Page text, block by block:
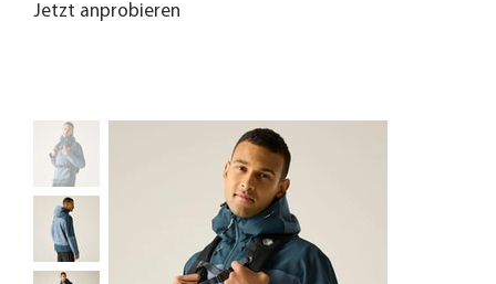
Jetzt anprobieren